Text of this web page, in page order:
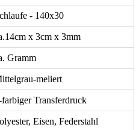
- 140x30
x 3cm x 3mm
Gramm
meliert
farbiger Transferdruck
Eisen, Federstahl